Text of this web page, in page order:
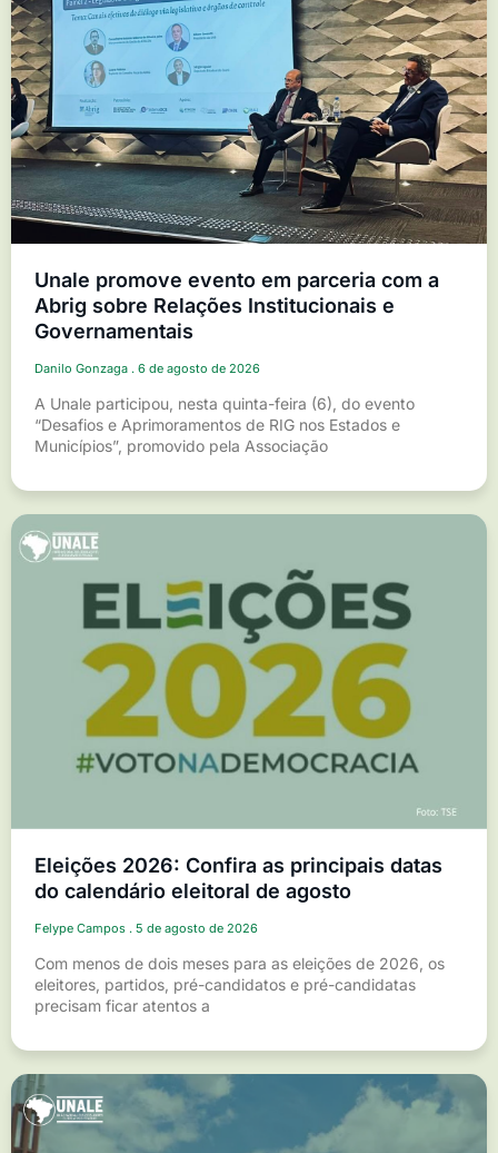
Unale promove evento em parceria com a
Abrig sobre Relações Institucionais e
Governamentais
Danilo Gonzaga 6 de agosto de 2026
A Unale participou, nesta quinta-feira (6), do evento
“Desafios e Aprimoramentos de RIG nos Estados e
Municípios”, promovido pela Associação
Eleições 2026: Confira as principais datas
do calendário eleitoral de agosto
Felype Campos 5 de agosto de 2026
Com menos de dois meses para as eleições de 2026, os
eleitores, partidos, pré-candidatos e pré-candidatas
precisam ficar atentos a